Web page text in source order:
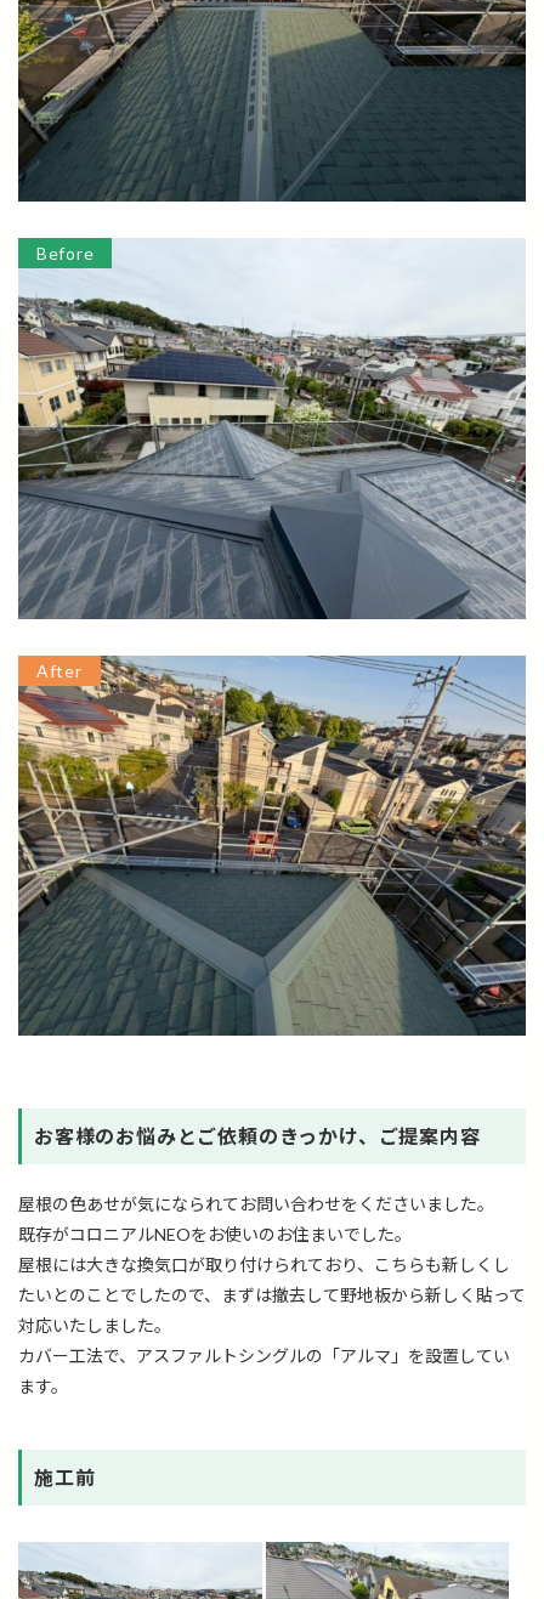
お客様のお悩みとご依頼のきっかけ、ご提案内容
屋根の色あせが気になられてお問い合わせをくださいました。
既存がコロニアルNEOをお使いのお住まいでした。
屋根には大きな換気口が取り付けられており、こちらも新しくし
たいとのことでしたので、まずは撤去して野地板から新しく貼って
対応いたしました。
カバー工法で、アスファルトシングルの「アルマ」を設置してい
ます。
施工前